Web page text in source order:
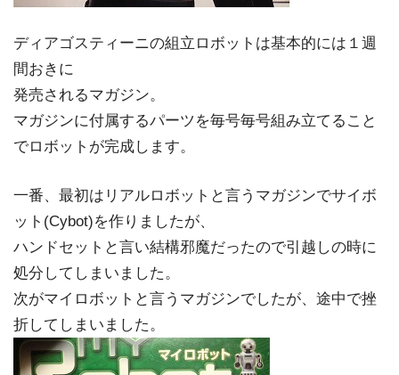
ディアゴスティーニの組立ロボットは基本的には１週
間おきに
発売されるマガジン。
マガジンに付属するパーツを毎号毎号組み立てること
でロボットが完成します。
一番、最初はリアルロボットと言うマガジンでサイボ
ット(Cybot)を作りましたが、
ハンドセットと言い結構邪魔だったので引越しの時に
処分してしまいました。
次がマイロボットと言うマガジンでしたが、途中で挫
折してしまいました。